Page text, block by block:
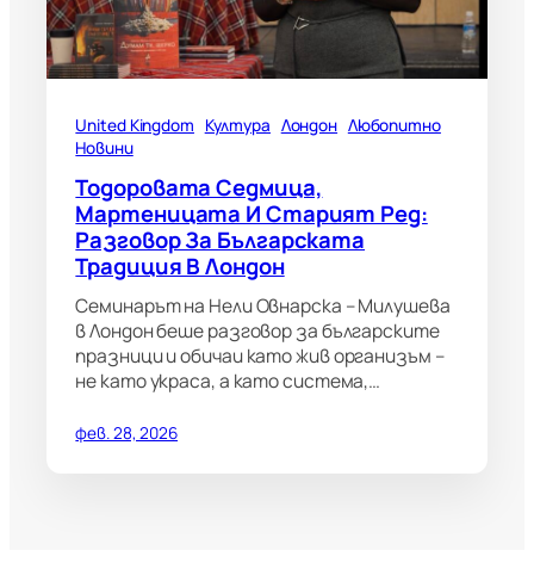
United Kingdom Култура Лондон Любопитно
Новини
Тодоровата Седмица,
Мартеницата И Старият Ред:
Разговор За Българската
Традиция В Лондон
Семинарът на Нели Овнарска – Милушева
в Лондон беше разговор за българските
празници и обичаи като жив организъм –
не като украса, а като система,…
фев. 28, 2026